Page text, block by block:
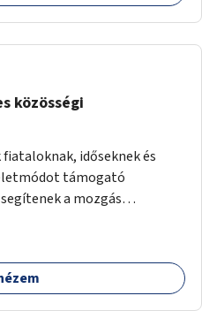
közösségi
időseknek és
támogató
a mozgás